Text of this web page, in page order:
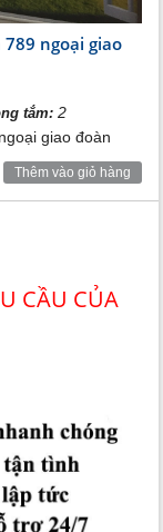
ngoại giao
tắm: 2
giao đoàn
Thêm vào giỏ hàng
CẦU CỦA